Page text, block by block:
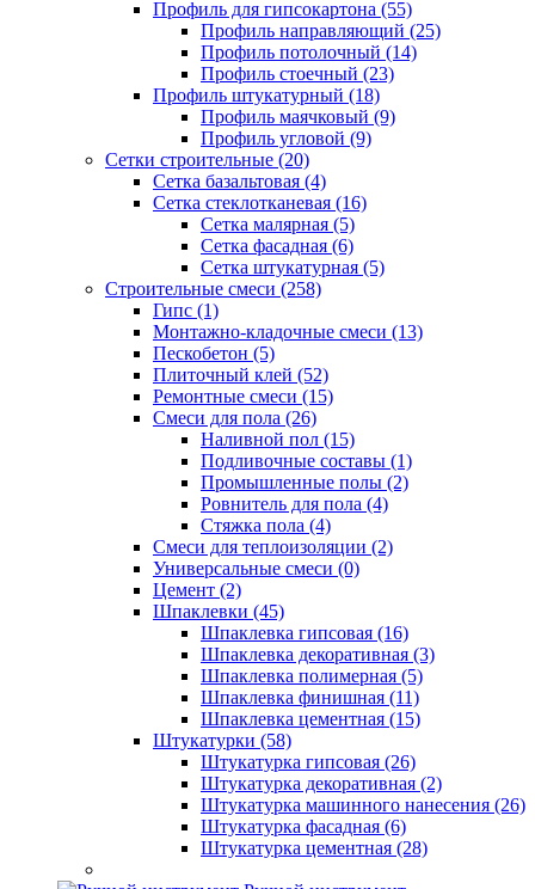
Профиль для гипсокартона (55)
Профиль направляющий (25)
Профиль потолочный (14)
Профиль стоечный (23)
Профиль штукатурный (18)
Профиль маячковый (9)
Профиль угловой (9)
Сетки строительные (20)
Сетка базальтовая (4)
Сетка стеклотканевая (16)
Сетка малярная (5)
Сетка фасадная (6)
Сетка штукатурная (5)
Строительные смеси (258)
Гипс (1)
Монтажно-кладочные смеси (13)
Пескобетон (5)
Плиточный клей (52)
Ремонтные смеси (15)
Смеси для пола (26)
Наливной пол (15)
Подливочные составы (1)
Промышленные полы (2)
Ровнитель для пола (4)
Стяжка пола (4)
Смеси для теплоизоляции (2)
Универсальные смеси (0)
Цемент (2)
Шпаклевки (45)
Шпаклевка гипсовая (16)
Шпаклевка декоративная (3)
Шпаклевка полимерная (5)
Шпаклевка финишная (11)
Шпаклевка цементная (15)
Штукатурки (58)
Штукатурка гипсовая (26)
Штукатурка декоративная (2)
Штукатурка машинного нанесения (26)
Штукатурка фасадная (6)
Штукатурка цементная (28)